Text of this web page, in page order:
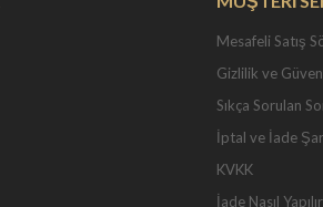
Mesafeli Satış
Gizlilik ve
Sıkça Sorulan
İptal ve İade
KVKK
İade Nasıl